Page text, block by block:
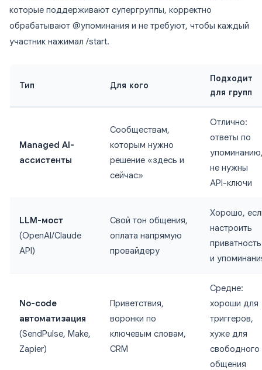
которые поддерживают супергруппы, корректно
обрабатывают @упоминания и не требуют, чтобы каждый
участник нажимал /start.
Тип Для кого
Подходит
для групп
Managed AI-
ассистенты
Сообществам,
которым нужно
решение «здесь и
сейчас»
Отлично:
ответы по
не нужны
API-ключи
LLM-мост
(OpenAI/Claude
API)
Свой тон общения,
оплата напрямую
провайдеру
Хорошо,
настроить
приватность
и
No-code
автоматизация
(SendPulse, Make,
Zapier)
Приветствия,
воронки по
ключевым словам,
CRM
Средне:
хороши для
триггеров,
хуже для
свободного
общения